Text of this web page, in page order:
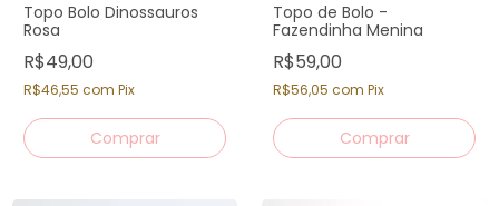
Topo Bolo Dinossauros
Rosa
R$49,00
R$46,55 com Pix
Topo de Bolo -
Fazendinha Menina
R$59,00
R$56,05 com Pix